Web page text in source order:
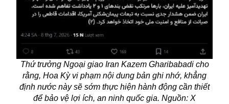
Thứ trưởng Ngoại giao Iran Kazem Gharibabadi cho
rằng, Hoa Kỳ vi phạm nội dung bản ghi nhớ, khẳng
định nước này sẽ sớm thực hiện hành động cần thiết
để bảo vệ lợi ích, an ninh quốc gia. Nguồn: X